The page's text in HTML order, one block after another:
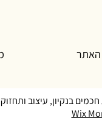
האתר
בנקיון, עיצוב
Wix